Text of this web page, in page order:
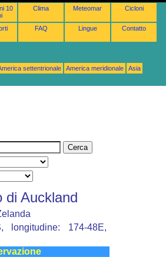
10
Clima Meteomar Cicloni
FAQ Lingue Contatto
settentrionale America meridionale
Asia
di Auckland
longitudine: 174-48E,